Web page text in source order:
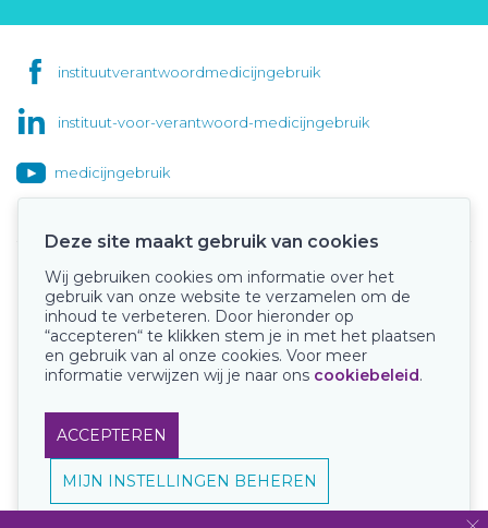
instituutverantwoordmedicijngebruik
instituut-voor-verantwoord-medicijngebruik
medicijngebruik
Onze keurmerken
Deze site maakt gebruik van cookies
Wij gebruiken cookies om informatie over het
gebruik van onze website te verzamelen om de
inhoud te verbeteren. Door hieronder op
“accepteren“ te klikken stem je in met het plaatsen
en gebruik van al onze cookies. Voor meer
informatie verwijzen wij je naar ons cookiebeleid.
ACCEPTEREN
MIJN INSTELLINGEN BEHEREN